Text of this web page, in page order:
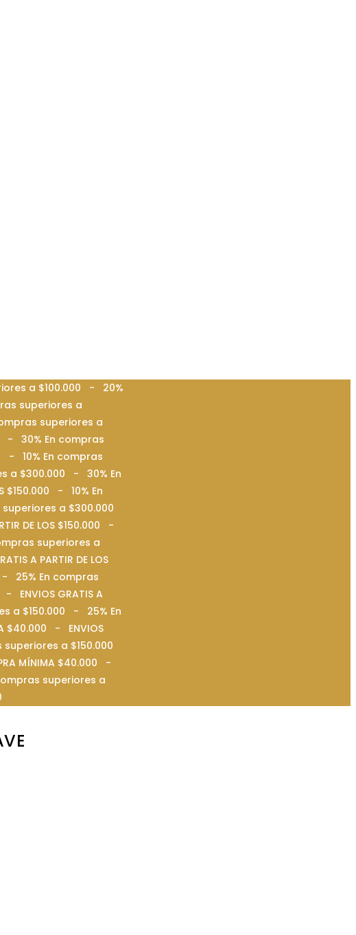
a $100.000 - 20%
superiores a
superiores a
- 30% En compras
- 10% En compras
a $300.000 - 30% En
$150.000 - 10% En
a $300.000
DE LOS $150.000 -
superiores a
A PARTIR DE LOS
- 25% En compras
ENVIOS GRATIS A
a $150.000 - 25% En
$40.000 - ENVIOS
a $150.000
MÍNIMA $40.000 -
superiores a